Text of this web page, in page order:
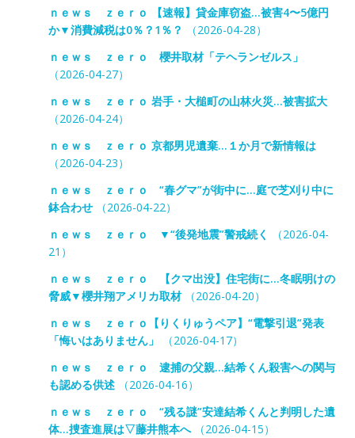
ｎｅｗｓ ｚｅｒｏ 【速報】貸金庫窃盗…被害4〜5億円
か▼消費減税は0％？1％？
（2026-04-28）
ｎｅｗｓ ｚｅｒｏ 櫻井取材「テヘランゼルス」
（2026-04-27）
ｎｅｗｓ ｚｅｒｏ 岩手・大槌町の山林火災…被害拡大
（2026-04-24）
ｎｅｗｓ ｚｅｒｏ 京都男児遺棄…１か月で新情報は
（2026-04-23）
ｎｅｗｓ ｚｅｒｏ “春グマ”が街中に…庭で芝刈り中に
鉢合わせ（2026-04-22）
ｎｅｗｓ ｚｅｒｏ ▼“後発地震”警戒続く
（2026-04-
21）
ｎｅｗｓ ｚｅｒｏ 【クマ出没】住宅街に…冬眠明けの
脅威▼櫻井翔アメリカ取材（2026-04-20）
ｎｅｗｓ ｚｅｒｏ【りくりゅうペア】“電撃引退”発表
「悔いはありません」
（2026-04-17）
ｎｅｗｓ ｚｅｒｏ 逮捕の父親…結希くん殺害への関与
も認める供述（2026-04-16）
ｎｅｗｓ ｚｅｒｏ “残る謎”安達結希くんと判明した遺
体…捜査進展は▽藤井熊本へ（2026-04-15）